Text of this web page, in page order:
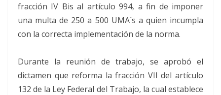
fracción IV Bis al artículo 994, a fin de imponer
una multa de 250 a 500 UMA´s a quien incumpla
con la correcta implementación de la norma.
Durante la reunión de trabajo, se aprobó el
dictamen que reforma la fracción VII del artículo
132 de la Ley Federal del Trabajo, la cual establece